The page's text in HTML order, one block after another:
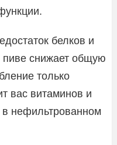
белков и
снижает общую
только
вас витаминов и
нефильтрованном